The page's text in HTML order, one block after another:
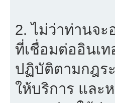
2. ไม่ว่าท่านจ
ที่เชื่อมต่ออินเ
ปฏิบัติตามกฎร
ให้บริการ และ